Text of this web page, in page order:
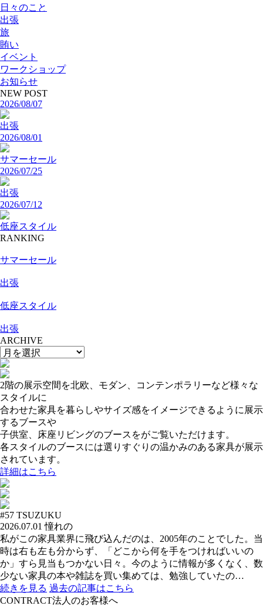
日々のこと
出張
旅
賄い
イベント
ワークショップ
お知らせ
NEW POST
2026/08/07
出張
2026/08/01
サマーセール
2026/07/25
出張
2026/07/12
低座スタイル
RANKING
サマーセール
出張
低座スタイル
出張
ARCHIVE
2階の展示空間を北欧、モダン、コンテンポラリーなど様々な
スタイルに
合わせた家具を暮らしやサイズ感をイメージできるように展示
するブースや
子供室、床座リビングのブースをがご覧いただけます。
各スタイルのブースには選りすぐりの温かみのある家具が展示
されています。
詳細はこちら
#57 TSUZUKU
2026.07.01 憧れの
私がこの家具業界に飛び込んだのは、2005年のことでした。当
時は右も左も分からず、「どこから何を手をつければいいの
か」すら見当もつかない日々。今のように情報が多くなく、数
少ない家具の本や雑誌を買い集めては、勉強していたの…
続きを見る 過去の記事はこちら
CONTRACT法人のお客様へ